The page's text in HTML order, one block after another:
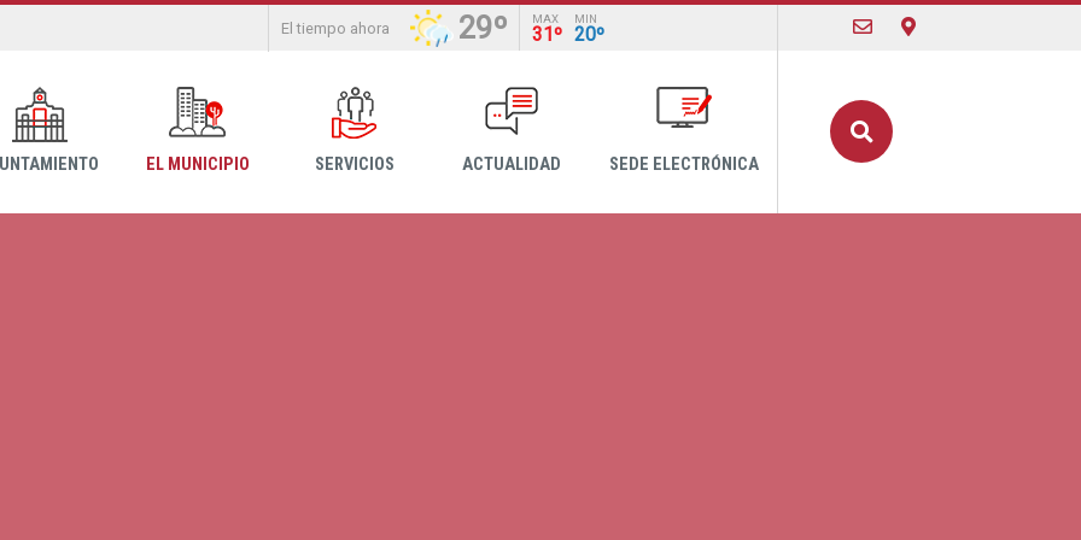
El tiempo ahora 29º MAX
31º
MIN
20º
EL MUNICIPIO SERVICIOS ACTUALIDAD SEDE ELECTRÓNICA